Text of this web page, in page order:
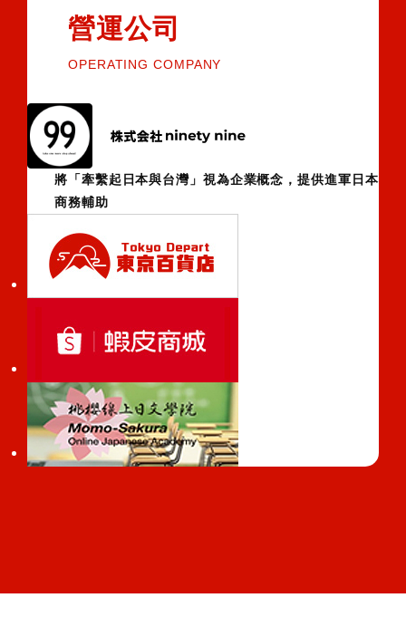
營運公司
OPERATING COMPANY
將「牽繫起日本與台灣」視為企業概念，提供進軍日本
商務輔助